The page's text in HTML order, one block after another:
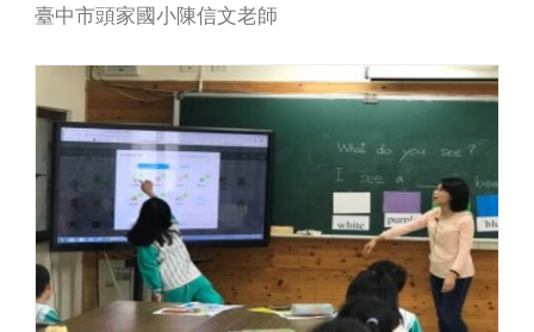
臺中市頭家國小陳信文老師